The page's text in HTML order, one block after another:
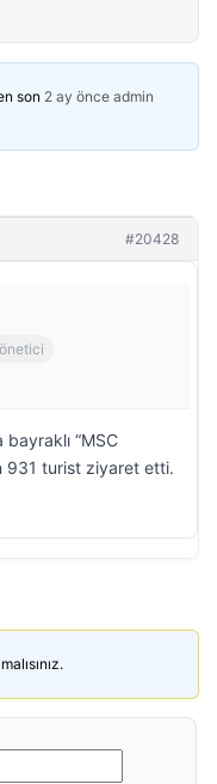
son 2 ay önce admin
#20428
bayraklı “MSC
931 turist ziyaret etti.